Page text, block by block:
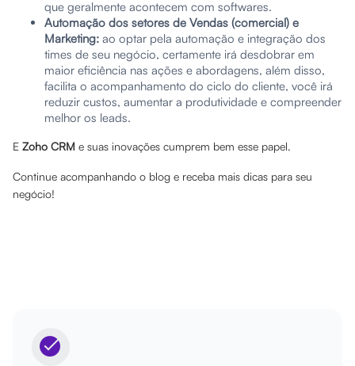
que geralmente acontecem com softwares.
Automação dos setores de Vendas (comercial) e
Marketing: ao optar pela automação e integração dos
times de seu negócio, certamente irá desdobrar em
maior eficiência nas ações e abordagens, além disso,
facilita o acompanhamento do ciclo do cliente, você irá
reduzir custos, aumentar a produtividade e compreender
melhor os leads.
E Zoho CRM e suas inovações cumprem bem esse papel.
Continue acompanhando o blog e receba mais dicas para seu
negócio!